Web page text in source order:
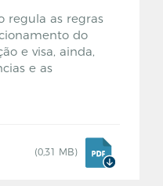
regula as regras
do
e visa, ainda,
e as
(0,31 MB)